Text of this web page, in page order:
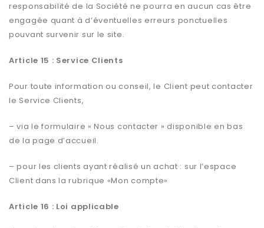
responsabilité de la Société ne pourra en aucun cas être
engagée quant à d’éventuelles erreurs ponctuelles
pouvant survenir sur le site.
Article 15 : Service Clients
Pour toute information ou conseil, le Client peut contacter
le Service Clients,
– via le formulaire « Nous contacter » disponible en bas
de la page d’accueil.
– pour les clients ayant réalisé un achat : sur l’espace
Client dans la rubrique «Mon compte»
Article 16 : Loi applicable